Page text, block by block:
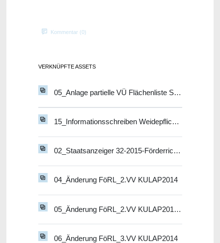
Kommentar (0)
VERKNÜPFTE ASSETS
05_Anlage partielle VÜ Flächenliste Summenobjekte
15_Informationsschreiben Weidepflicht 2025 Förderausstieg bis 30.09.2025
02_Staatsanzeiger 32-2015-Förderrichtlinie KULAP 2014 Endfassung
04_Änderung FöRL_2.VV KULAP2014
05_Änderung FöRL_2.VV KULAP2014_nichtamtl. kons. Fassung
06_Änderung FöRL_3.VV KULAP2014